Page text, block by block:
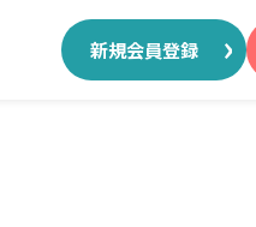
新規会員登録